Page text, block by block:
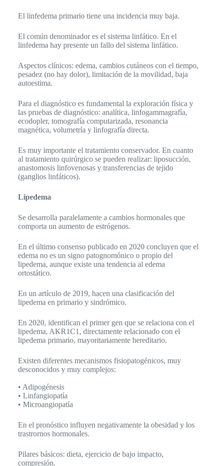
El linfedema primario tiene una incidencia muy baja.
El común denominador es el sistema linfático. En el
linfedema hay presente un fallo del sistema linfático.
Aspectos clínicos: edema, cambios cutáneos con el tiempo,
pesadez (no hay dolor), limitación de la movilidad, baja
autoestima.
Para el diagnóstico es fundamental la exploración física y
las pruebas de diagnóstico: analítica, linfogammagrafía,
ecodopler, tomografía computarizada, resonancia
magnética, volumetría y linfografía directa.
Es muy importante el tratamiento conservador. En cuanto
al tratamiento quirúrgico se pueden realizar: liposucción,
anastomosis linfovenosas y transferencias de tejido
(ganglios linfáticos).
Lipedema
Se desarrolla paralelamente a cambios hormonales que
comporta un aumento de estrógenos.
En el último consenso publicado en 2020 concluyen que el
edema no es un signo patognomónico o propio del
lipedema, aunque existe una tendencia al edema
ortostático.
En un artículo de 2019, hacen una clasificación del
lipedema en primario y sindrómico.
En 2020, identifican el primer gen que se relaciona con el
lipedema, AKR1C1, directamente relacionado con el
lipedema primario, mayoritariamente hereditario.
Existen diferentes mecanismos fisiopatogénicos, muy
desconocidos y muy complejos:
• Adipogénesis
• Linfangiopatía
• Microangiopatía
En el pronóstico influyen negativamente la obesidad y los
trastrornos hormonales.
Pilares básicos: dieta, ejercicio de bajo impacto,
compresión.